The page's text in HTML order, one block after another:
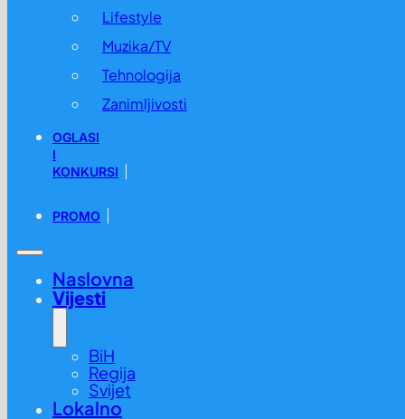
Lifestyle
Muzika/TV
Tehnologija
Zanimljivosti
OGLASI
I
KONKURSI
PROMO
Naslovna
Vijesti
BiH
Regija
Svijet
Lokalno